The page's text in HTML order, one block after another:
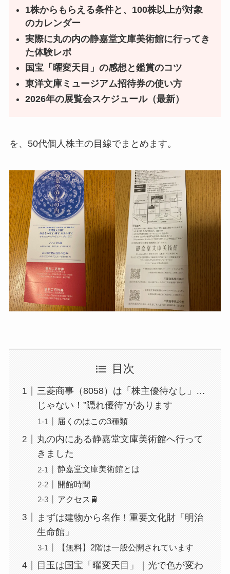
1株からもらえる条件と、100株以上が対象
のカレンダー
実際に丸の内の静嘉堂文庫美術館に行ってき
た体験レポ
国宝「曜変天目」の感想と鑑賞のコツ
東洋文庫ミュージアム招待券の使い方
2026年の展覧会スケジュール（最新）
を、50代個人株主の目線でまとめます。
目次
三菱商事（8058）は「株主優待なし」…
じゃない！”隠れ優待”があります
届くのはこの3種類
丸の内にある静嘉堂文庫美術館へ行って
きました
静嘉堂文庫美術館とは
開館時間
アクセス🚆
まずは建物から名作！重要文化財「明治
生命館」
【無料】2階は一般公開されています
目玉は国宝「曜変天目」｜光で色が変わ